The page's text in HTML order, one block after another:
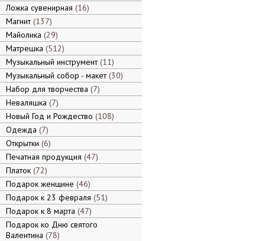
Ложка сувенирная 16
Магнит 137
Майолика 29
Матрешка 512
Музыкальный инструмент 11
Музыкальный собор - макет 30
Набор для творчества 7
Неваляшка 7
Новый Год и Рождество 108
Одежда 7
Открытки 6
Печатная продукция 47
Платок 72
Подарок женщине 46
Подарок к 23 февраля 51
Подарок к 8 марта 47
Подарок ко Дню святого
Валентина 78